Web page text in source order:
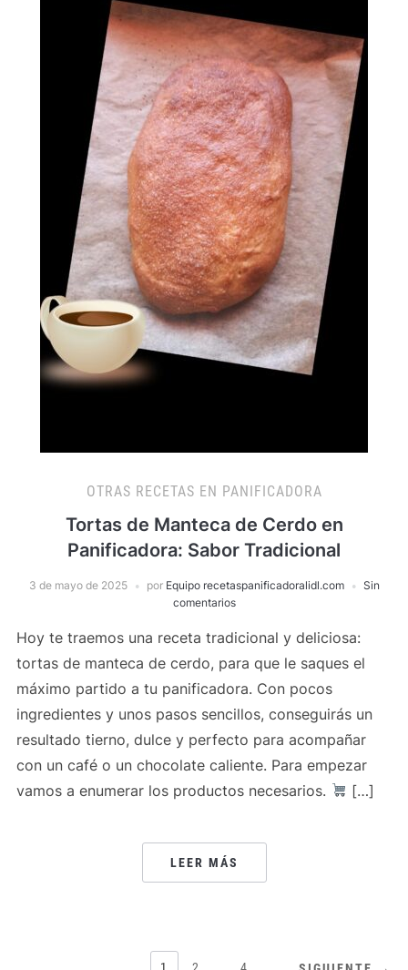
OTRAS RECETAS EN PANIFICADORA
Tortas de Manteca de Cerdo en
Panificadora: Sabor Tradicional
3 de mayo de 2025 por Equipo recetaspanificadoralidl.com
Sin
comentarios
Hoy te traemos una receta tradicional y deliciosa:
tortas de manteca de cerdo, para que le saques el
máximo partido a tu panificadora. Con pocos
ingredientes y unos pasos sencillos, conseguirás un
resultado tierno, dulce y perfecto para acompañar
con un café o un chocolate caliente. Para empezar
vamos a enumerar los productos necesarios.
[…]
LEER MÁS